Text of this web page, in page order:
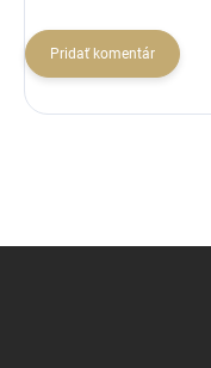
Pridať komentár